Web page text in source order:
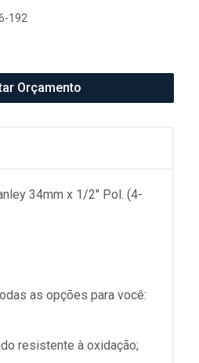
192
Orçamento
34mm x 1/2" Pol. (4-
as opções para você:
resistente à oxidação;